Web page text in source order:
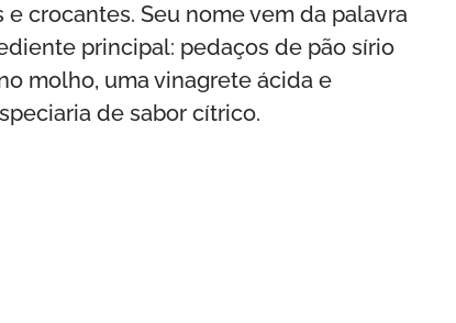
crocantes. Seu nome vem da palavra
principal: pedaços de pão sírio
molho, uma vinagrete ácida e
de sabor cítrico.